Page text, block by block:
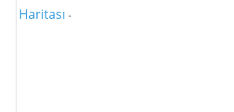
Haritası -